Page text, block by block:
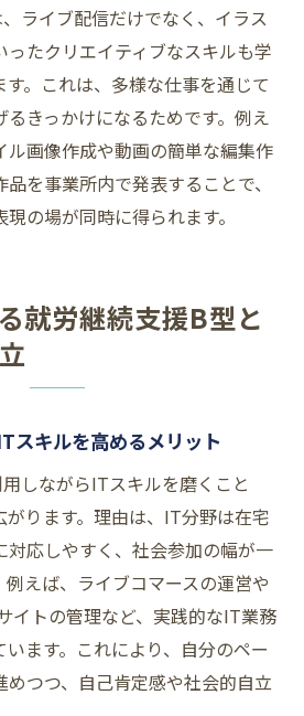
ライブ配信だけでなく、イラス
ったクリエイティブなスキルも学
。これは、多様な仕事を通じて
きっかけになるためです。例え
ル画像作成や動画の簡単な編集作
を事業所内で発表することで、
の場が同時に得られます。
就労継続支援B型と
スキルを高めるメリット
しながらITスキルを磨くこと
ります。理由は、IT分野は在宅
対応しやすく、社会参加の幅が一
えば、ライブコマースの運営や
イトの管理など、実践的なIT業務
ます。これにより、自分のペー
めつつ、自己肯定感や社会的自立